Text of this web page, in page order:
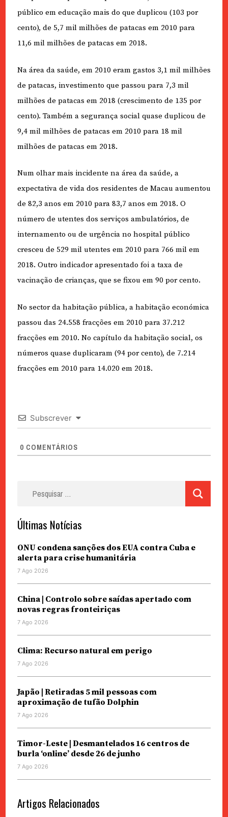
público em educação mais do que duplicou (103 por
cento), de 5,7 mil milhões de patacas em 2010 para
11,6 mil milhões de patacas em 2018.
Na área da saúde, em 2010 eram gastos 3,1 mil milhões
de patacas, investimento que passou para 7,3 mil
milhões de patacas em 2018 (crescimento de 135 por
cento). Também a segurança social quase duplicou de
9,4 mil milhões de patacas em 2010 para 18 mil
milhões de patacas em 2018.
Num olhar mais incidente na área da saúde, a
expectativa de vida dos residentes de Macau aumentou
de 82,3 anos em 2010 para 83,7 anos em 2018. O
número de utentes dos serviços ambulatórios, de
internamento ou de urgência no hospital público
cresceu de 529 mil utentes em 2010 para 766 mil em
2018. Outro indicador apresentado foi a taxa de
vacinação de crianças, que se fixou em 90 por cento.
No sector da habitação pública, a habitação económica
passou das 24.558 fracções em 2010 para 37.212
fracções em 2010. No capítulo da habitação social, os
números quase duplicaram (94 por cento), de 7.214
fracções em 2010 para 14.020 em 2018.
Subscrever
0 COMENTÁRIOS
Últimas Notícias
ONU condena sanções dos EUA contra Cuba e
alerta para crise humanitária
7 Ago 2026
China | Controlo sobre saídas apertado com
novas regras fronteiriças
7 Ago 2026
Clima: Recurso natural em perigo
7 Ago 2026
Japão | Retiradas 5 mil pessoas com
aproximação de tufão Dolphin
7 Ago 2026
Timor-Leste | Desmantelados 16 centros de
burla ‘online’ desde 26 de junho
7 Ago 2026
Artigos Relacionados